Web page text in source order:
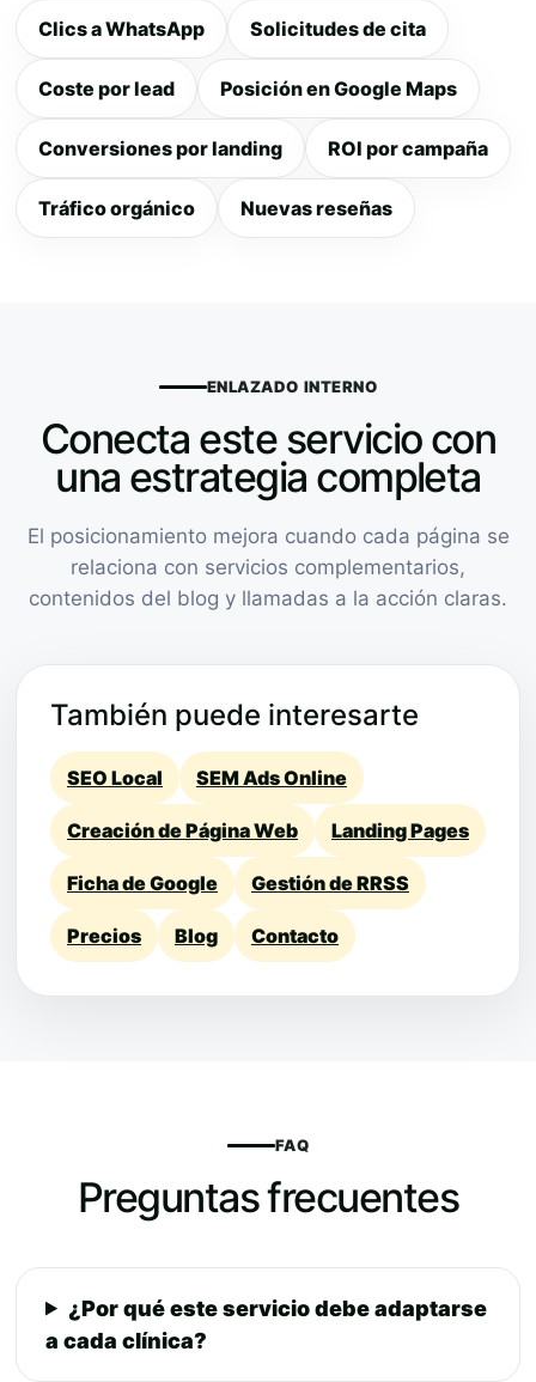
Clics a WhatsApp Solicitudes de cita
Coste por lead Posición en Google Maps
Conversiones por landing ROI por campaña
Tráfico orgánico Nuevas reseñas
ENLAZADO INTERNO
Conecta este servicio con
una estrategia completa
El posicionamiento mejora cuando cada página se
relaciona con servicios complementarios,
contenidos del blog y llamadas a la acción claras.
También puede interesarte
SEO Local SEM Ads Online
Creación de Página Web Landing Pages
Ficha de Google Gestión de RRSS
Precios Blog Contacto
FAQ
Preguntas frecuentes
¿Por qué este servicio debe adaptarse
a cada clínica?